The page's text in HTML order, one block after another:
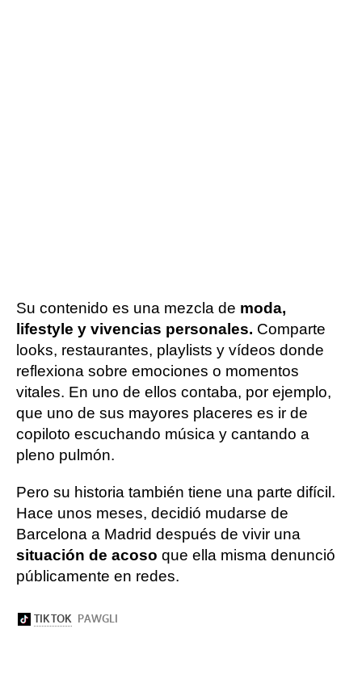
Su contenido es una mezcla de moda,
lifestyle y vivencias personales. Comparte
looks, restaurantes, playlists y vídeos donde
reflexiona sobre emociones o momentos
vitales. En uno de ellos contaba, por ejemplo,
que uno de sus mayores placeres es ir de
copiloto escuchando música y cantando a
pleno pulmón.
Pero su historia también tiene una parte difícil.
Hace unos meses, decidió mudarse de
Barcelona a Madrid después de vivir una
situación de acoso que ella misma denunció
públicamente en redes.